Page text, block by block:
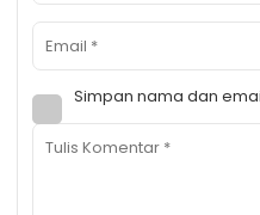
Simpan nama dan